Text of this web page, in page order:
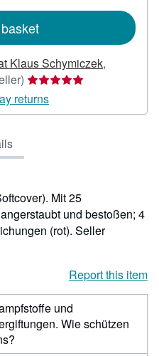
Klaus Schymiczek,
Seller
rating
5
returns
Mit 25
und bestoßen; 4
(rot). Seller
Report this item
und
Wie schützen